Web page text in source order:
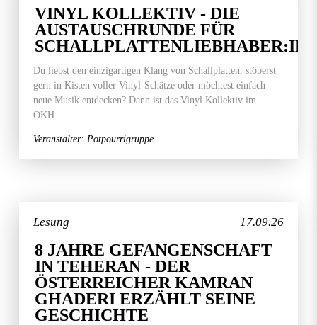
VINYL KOLLEKTIV - DIE
AUSTAUSCHRUNDE FÜR
Du liebst den einzigartigen Klang von Schallplatten, stöberst
gern in Kisten voller Vinyl-Schätze oder möchtest einfach
neue Musik entdecken? Dann ist das Vinyl Kollektiv im
OKH...
Veranstalter: Potpourrigruppe
17.09.26
Lesung
8 JAHRE GEFANGENSCHAFT
IN TEHERAN - DER
ÖSTERREICHER KAMRAN
GHADERI ERZÄHLT SEINE
GESCHICHTE